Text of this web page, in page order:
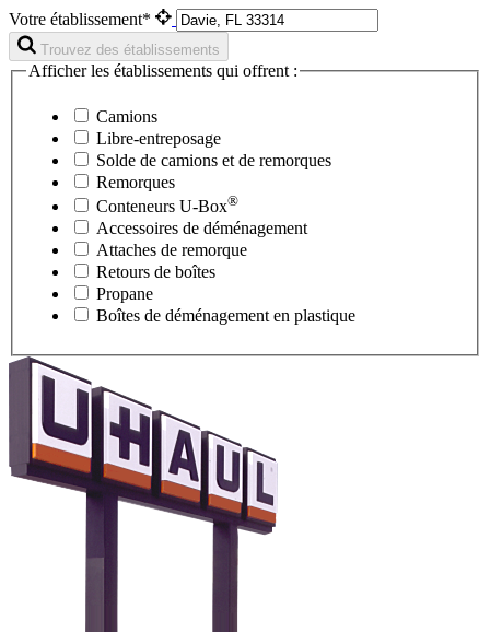
Votre établissement*
Trouvez des établissements
Afficher les établissements qui offrent :
Camions
Libre-entreposage
Solde de camions et de remorques
Remorques
Conteneurs U-Box®
Accessoires de déménagement
Attaches de remorque
Retours de boîtes
Propane
Boîtes de déménagement en plastique